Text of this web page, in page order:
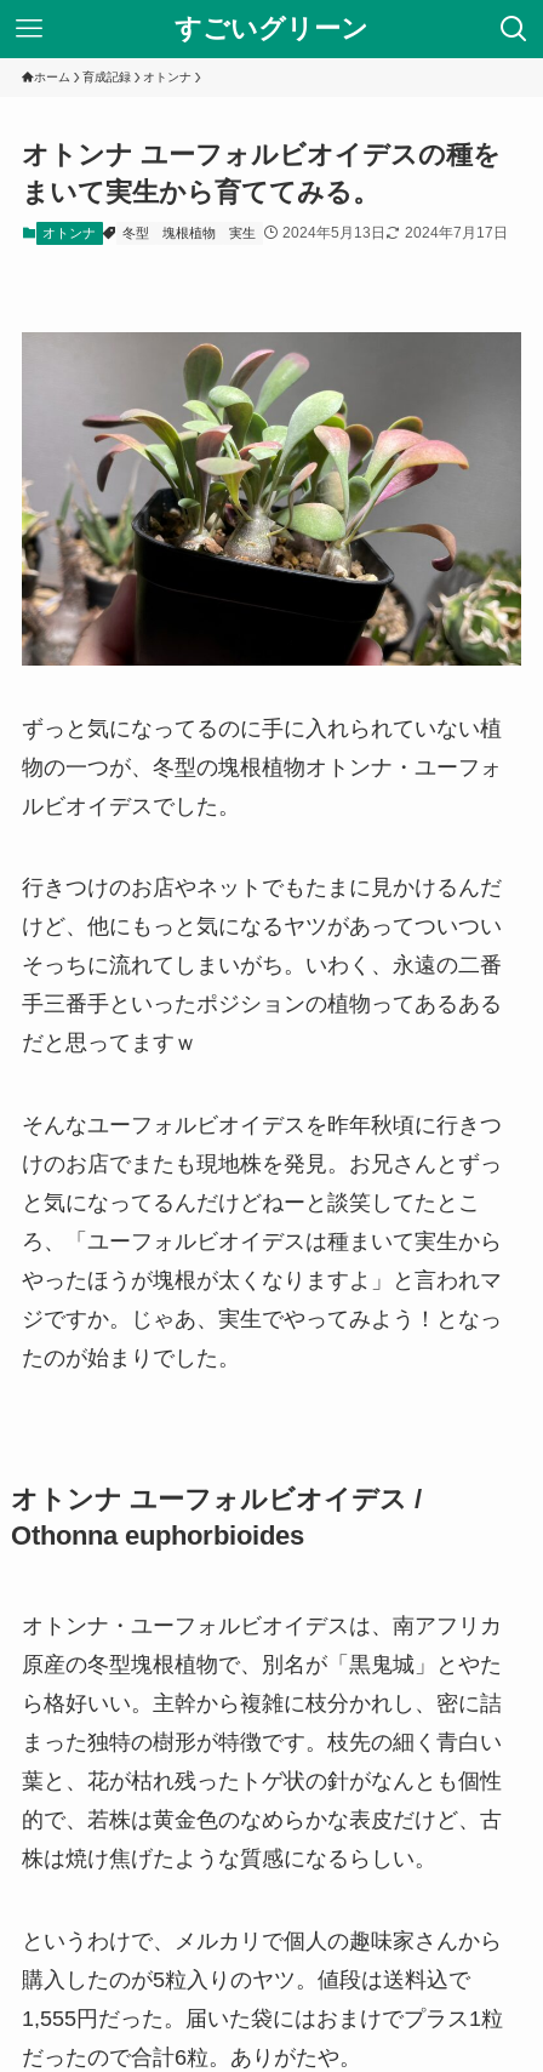
すごいグリーン
ホーム 育成記録 オトンナ
オトンナ ユーフォルビオイデスの種を
まいて実生から育ててみる。
オトンナ 冬型 塊根植物 実生 2024年5月13日 2024年7月17日
ずっと気になってるのに手に入れられていない植
物の一つが、冬型の塊根植物オトンナ・ユーフォ
ルビオイデスでした。
行きつけのお店やネットでもたまに見かけるんだ
けど、他にもっと気になるヤツがあってついつい
そっちに流れてしまいがち。いわく、永遠の二番
手三番手といったポジションの植物ってあるある
だと思ってますｗ
そんなユーフォルビオイデスを昨年秋頃に行きつ
けのお店でまたも現地株を発見。お兄さんとずっ
と気になってるんだけどねーと談笑してたとこ
ろ、「ユーフォルビオイデスは種まいて実生から
やったほうが塊根が太くなりますよ」と言われマ
ジですか。じゃあ、実生でやってみよう！となっ
たのが始まりでした。
オトンナ ユーフォルビオイデス /
Othonna euphorbioides
オトンナ・ユーフォルビオイデスは、南アフリカ
原産の冬型塊根植物で、別名が「黒鬼城」とやた
ら格好いい。主幹から複雑に枝分かれし、密に詰
まった独特の樹形が特徴です。枝先の細く青白い
葉と、花が枯れ残ったトゲ状の針がなんとも個性
的で、若株は黄金色のなめらかな表皮だけど、古
株は焼け焦げたような質感になるらしい。
というわけで、メルカリで個人の趣味家さんから
購入したのが5粒入りのヤツ。値段は送料込で
1,555円だった。届いた袋にはおまけでプラス1粒
だったので合計6粒。ありがたや。